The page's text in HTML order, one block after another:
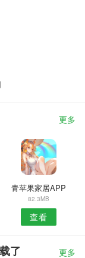
更多
青苹果家居APP
82.3MB
查看
了 更多